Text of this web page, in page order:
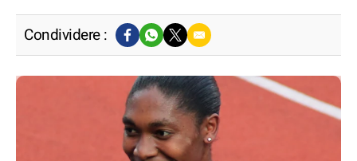
Condividere :